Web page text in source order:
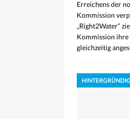
Erreichens der
Kommission
„Right2Water“
Kommission
gleichzeitig